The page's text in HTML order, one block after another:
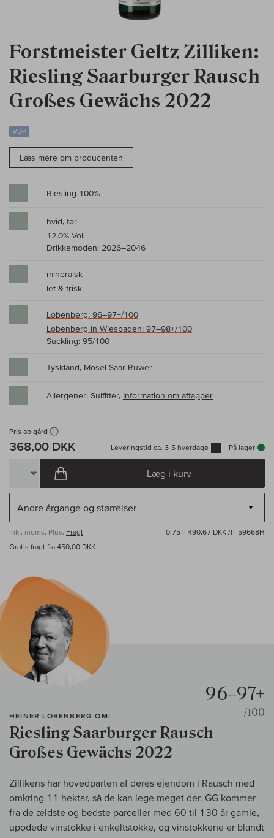
Forstmeister Geltz Zilliken:
Riesling Saarburger Rausch
Großes Gewächs 2022
VDP
Læs mere om producenten
Riesling 100%
hvid, tør
12,0% Vol.
Drikkemoden: 2026–2046
mineralsk
let & frisk
Lobenberg: 96–97+/100
Lobenberg in Wiesbaden: 97–98+/100
Suckling: 95/100
Tyskland, Mosel Saar Ruwer
Allergener: Sulfitter, Information om aftapper
Pris ab gård
368,00 DKK Leveringstid ca. 3-5 hverdage På lager
Læg i kurv
inkl. moms, Plus. Fragt 0,75 l· 490,67 DKK /l · 59668H
Gratis fragt fra 450,00 DKK
HEINER LOBENBERG OM:
Riesling Saarburger Rausch
Großes Gewächs 2022
96–97+
/100
Zillikens har hovedparten af deres ejendom i Rausch med
omkring 11 hektar, så de kan lege meget der. GG kommer
fra de ældste og bedste parceller med 60 til 130 år gamle,
upodede vinstokke i enkeltstokke, og vinstokkene er blandt